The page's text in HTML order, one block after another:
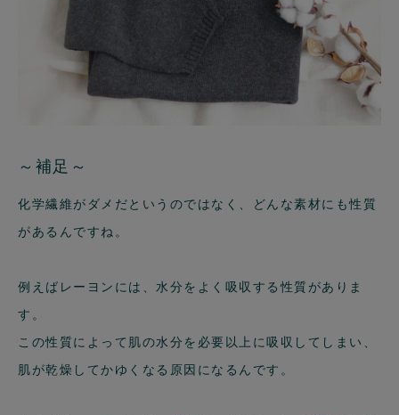
～補足～
化学繊維がダメだというのではなく、どんな素材にも性質
があるんですね。
例えばレーヨンには、水分をよく吸収する性質がありま
す。
この性質によって肌の水分を必要以上に吸収してしまい、
肌が乾燥してかゆくなる原因になるんです。